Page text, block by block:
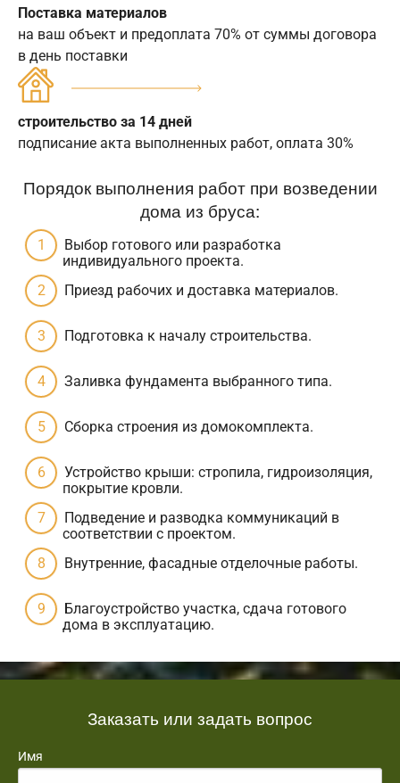
Поставка материалов
на ваш объект и предоплата 70% от суммы договора
в день поставки
строительство за 14 дней
подписание акта выполненных работ, оплата 30%
Порядок выполнения работ при возведении
дома из бруса:
Выбор готового или разработка
индивидуального проекта.
Приезд рабочих и доставка материалов.
Подготовка к началу строительства.
Заливка фундамента выбранного типа.
Сборка строения из домокомплекта.
Устройство крыши: стропила, гидроизоляция,
покрытие кровли.
Подведение и разводка коммуникаций в
соответствии с проектом.
Внутренние, фасадные отделочные работы.
Благоустройство участка, сдача готового
дома в эксплуатацию.
Заказать или задать вопрос
Имя